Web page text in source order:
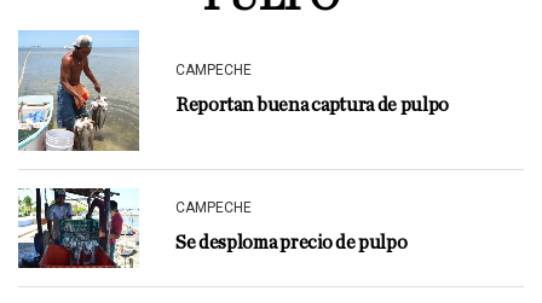
CAMPECHE
Reportan buena captura de pulpo
CAMPECHE
Se desploma precio de pulpo